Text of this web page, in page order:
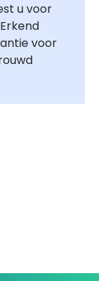
u voor
voor